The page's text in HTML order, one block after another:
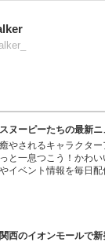
スヌーピーたちの最新ニ
癒やされるキャラクター
っと一息つこう！かわ
やイベント情報を毎日配
関西のイオンモールで新